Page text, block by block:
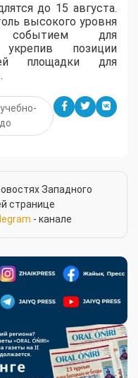
до 15 августа.
высокого уровня
событием для
укрепив позиции
площадки для
Западного
странице
- канале